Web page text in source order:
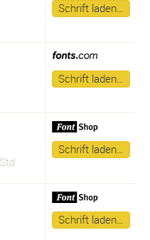
Schrift laden…
Schrift laden…
Schrift laden…
Schrift laden…